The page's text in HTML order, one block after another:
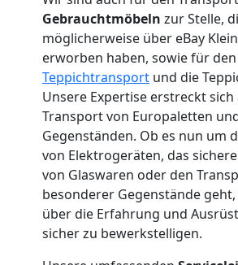
Gebrauchtmöbeln zur Stelle,
möglicherweise über eBay
erworben haben, sowie für den
Teppichtransport und die
Unsere Expertise erstreckt
Transport von Europaletten
Gegenständen. Ob es nun um
von Elektrogeräten, das
von Glaswaren oder den
besonderer Gegenstände
über die Erfahrung und
sicher zu bewerkstelligen.
Umzug
Wiener
Neustadt
Umzug
Mann